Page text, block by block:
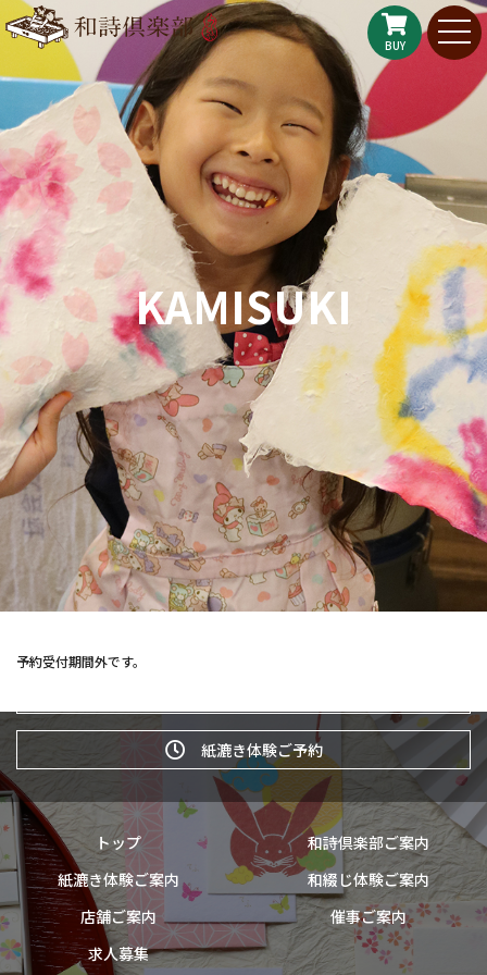
BUY
KAMISUKI
予約受付期間外です。
紙漉き体験ご予約
トップ
和詩倶楽部ご案内
紙漉き体験ご案内
和綴じ体験ご案内
店舗ご案内
催事ご案内
求人募集